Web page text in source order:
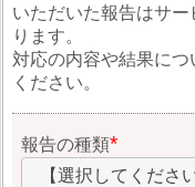
いただいた報告はサ
ります。
対応の内容や結果に
ください。
報告の種類
【選択してくださ